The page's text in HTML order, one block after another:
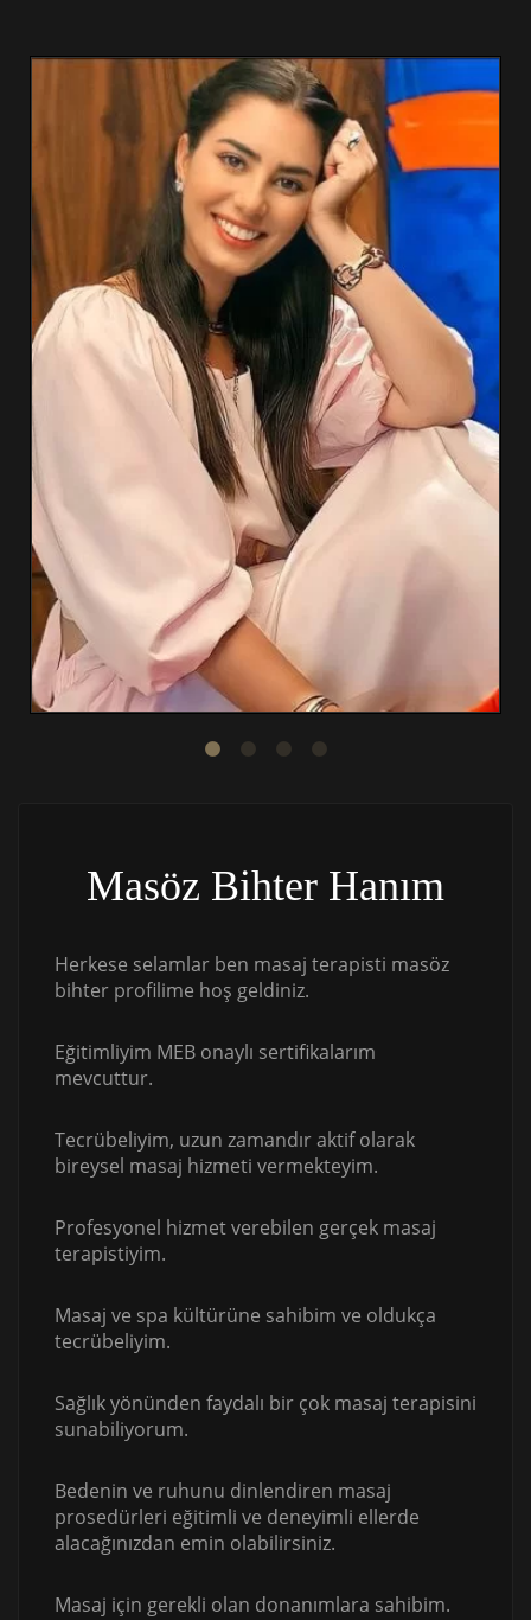
Masöz Bihter Hanım
Herkese selamlar ben masaj terapisti masöz
bihter profilime hoş geldiniz.
Eğitimliyim MEB onaylı sertifikalarım
mevcuttur.
Tecrübeliyim, uzun zamandır aktif olarak
bireysel masaj hizmeti vermekteyim.
Profesyonel hizmet verebilen gerçek masaj
terapistiyim.
Masaj ve spa kültürüne sahibim ve oldukça
tecrübeliyim.
Sağlık yönünden faydalı bir çok masaj terapisini
sunabiliyorum.
Bedenin ve ruhunu dinlendiren masaj
prosedürleri eğitimli ve deneyimli ellerde
alacağınızdan emin olabilirsiniz.
Masaj için gerekli olan donanımlara sahibim.